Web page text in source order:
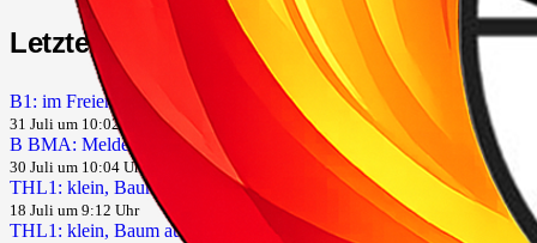
Letzte Einsätze
B1: im Freien, Kleinbrand
31 Juli um 10:02 Uhr
B BMA: Meldeanlage, Brandmeldeanlage
30 Juli um 10:04 Uhr
THL1: klein, Baum auf Straße (Amtshilfe SÖR – Tag 3/3)
18 Juli um 9:12 Uhr
THL1: klein, Baum auf Straße (Amtshilfe SÖR – Tag 2/3)